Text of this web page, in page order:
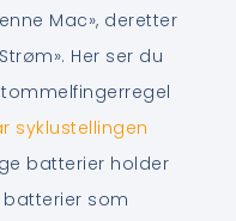
Mac», deretter
Her ser du
syklustellingen
batterier holder
som